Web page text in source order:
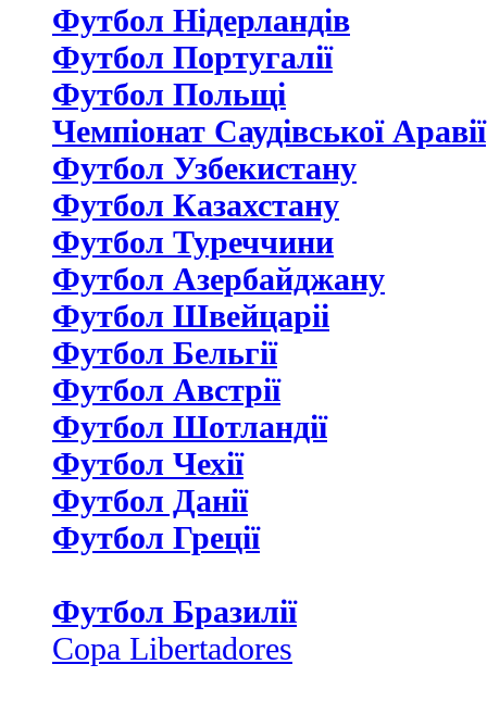
Футбол Нідерландiв
Футбол Португалії
Футбол Польщі
Чемпіонат Саудівської Аравії
Футбол Узбекистану
Футбол Казахстану
Футбол Туреччини
Футбол Азербайджану
Футбол Швейцаріі
Футбол Бельгії
Футбол Австрії
Футбол Шотландії
Футбол Чехії
Футбол Данії
Футбол Греції
Футбол Бразилії
Copa Libertadores